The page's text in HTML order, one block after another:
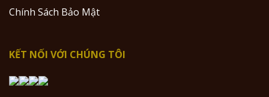
Chính Sách Bảo Mật
KẾT NỐI VỚI CHÚNG TÔI